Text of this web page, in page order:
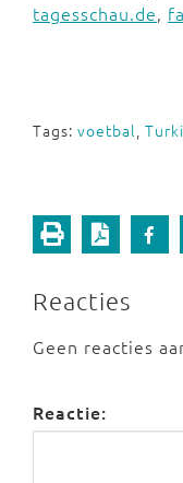
tagesschau.de,
Tags: voetbal,
Reacties
Geen reacties
Reactie: